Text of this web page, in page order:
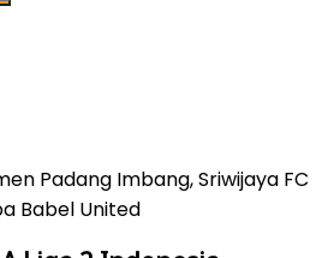
Padang Imbang, Sriwijaya FC
Babel United